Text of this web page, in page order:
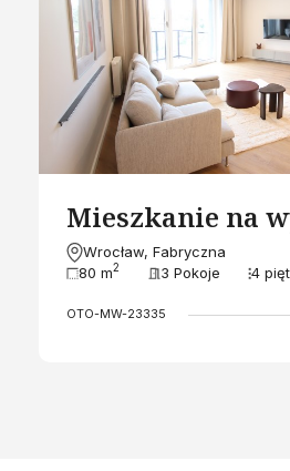
Mieszkanie na
Wrocław, Fabryczna
80 m2 3 Pokoje 4
OTO-MW-23335